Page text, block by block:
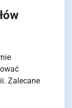
Zalecane